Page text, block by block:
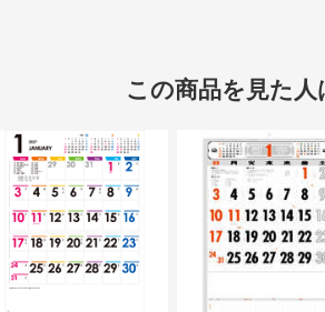
この商品を見た